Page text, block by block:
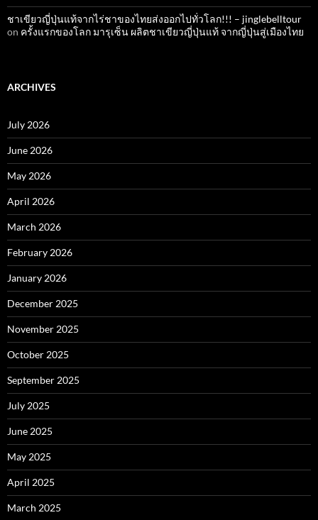
ชาเขียวญี่ปุ่นแท้จากไร่ชาของไทยส่งออกไปทั่วโลก!!! – jinglebelltour
on ครั้งแรกของโลก มารุเซ็น ผลิตชาเขียวญี่ปุ่นแท้ จากญี่ปุ่นสู่เมืองไทย
ARCHIVES
July 2026
June 2026
May 2026
April 2026
March 2026
February 2026
January 2026
December 2025
November 2025
October 2025
September 2025
July 2025
June 2025
May 2025
April 2025
March 2025